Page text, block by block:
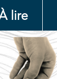
lire